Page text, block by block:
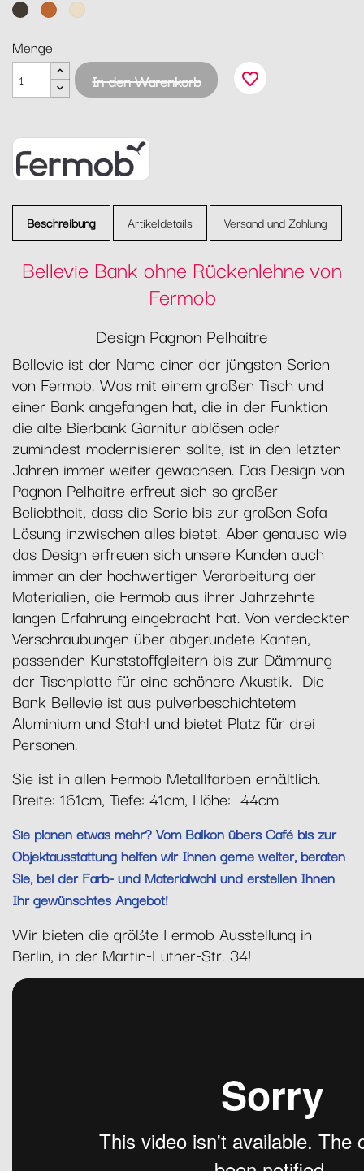
TonkaKandierte
Latte-
Menge
In den Warenkorb
favorite_border
Beschreibung Artikeldetails Versand und Zahlung
Bellevie Bank ohne Rückenlehne von
Fermob
Design Pagnon Pelhaitre
Bellevie ist der Name einer der jüngsten Serien
von Fermob. Was mit einem großen Tisch und
einer Bank angefangen hat, die in der Funktion
die alte Bierbank Garnitur ablösen oder
zumindest modernisieren sollte, ist in den letzten
Jahren immer weiter gewachsen. Das Design von
Pagnon Pelhaitre erfreut sich so großer
Beliebtheit, dass die Serie bis zur großen Sofa
Lösung inzwischen alles bietet. Aber genauso wie
das Design erfreuen sich unsere Kunden auch
immer an der hochwertigen Verarbeitung der
Materialien, die Fermob aus ihrer Jahrzehnte
langen Erfahrung eingebracht hat. Von verdeckten
Verschraubungen über abgerundete Kanten,
passenden Kunststoffgleitern bis zur Dämmung
der Tischplatte für eine schönere Akustik. Die
Bank Bellevie ist aus pulverbeschichtetem
Aluminium und Stahl und bietet Platz für drei
Personen.
Sie ist in allen Fermob Metallfarben erhältlich.
Breite: 161cm, Tiefe: 41cm, Höhe: 44cm
Sie planen etwas mehr? Vom Balkon übers Café bis zur
Objektausstattung helfen wir Ihnen gerne weiter, beraten
Sie, bei der Farb- und Materialwahl und erstellen Ihnen
Ihr gewünschtes Angebot!
Wir bieten die größte Fermob Ausstellung in
Berlin, in der Martin-Luther-Str. 34!